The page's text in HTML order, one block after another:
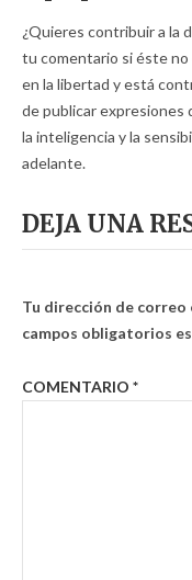
¿Quieres contribuir a la
tu comentario si éste
en la libertad y está
de publicar expresiones
la inteligencia y la
adelante.
DEJA UNA
Tu dirección de
campos obligatorios
COMENTARIO *